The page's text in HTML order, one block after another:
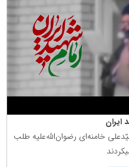
ایران
خامنه‌ای رضوان‌الله‌علیه طلب